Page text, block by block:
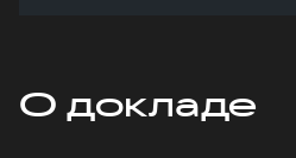
О докладе